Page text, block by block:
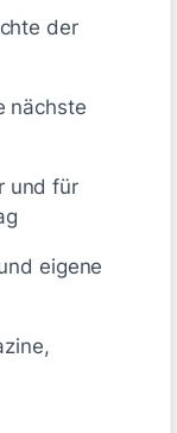
der
nächste
und für
eigene
im